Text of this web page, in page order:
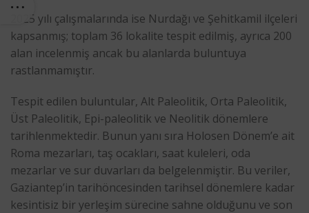
2025 yılı çalışmalarında ise Nurdağı ve Şehitkamil ilçeleri
kapsanmış; toplam 36 lokalite tespit edilmiş, ayrıca 200
alan incelenmiş ancak bu alanlarda buluntuya
rastlanmamıştır.
Tespit edilen buluntular, Alt Paleolitik, Orta Paleolitik,
Üst Paleolitik, Epi-paleolitik ve Neolitik dönemlere
tarihlenmektedir. Bunun yanı sıra Holosen Dönem’e ait
Roma mezarları, taş ocakları, saat kuleleri, oda
mezarlar ve sur duvarları da belgelenmiştir. Bu veriler,
Gaziantep’in tarihöncesinden tarihsel dönemlere kadar
kesintisiz bir yerleşim sürecine sahne olduğunu ve son